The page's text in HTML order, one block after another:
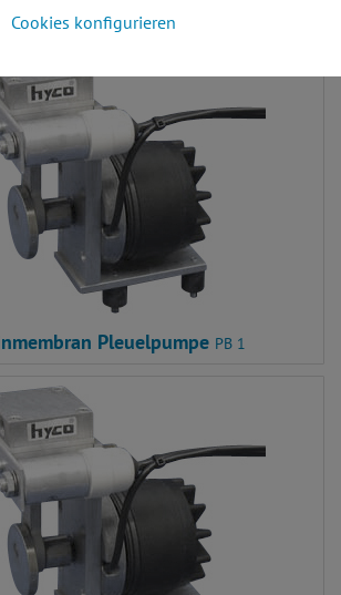
Pleuelpumpe PB 1
Cookies konfigurieren